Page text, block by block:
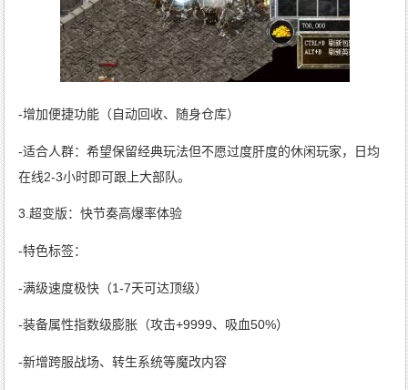
-增加便捷功能（自动回收、随身仓库）
-适合人群：希望保留经典玩法但不愿过度肝度的休闲玩家，日均
在线2-3小时即可跟上大部队。
3.超变版：快节奏高爆率体验
-特色标签：
-满级速度极快（1-7天可达顶级）
-装备属性指数级膨胀（攻击+9999、吸血50%）
-新增跨服战场、转生系统等魔改内容